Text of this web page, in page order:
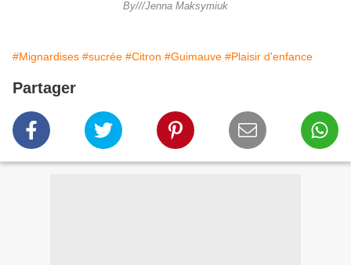
By///Jenna Maksymiuk
#Mignardises #sucrée #Citron #Guimauve #Plaisir d'enfance
Partager